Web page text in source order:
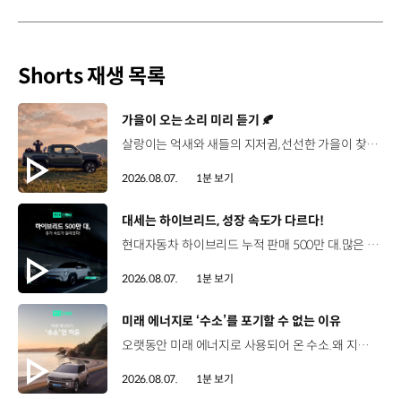
Shorts 재생 목록
[동영상]
가을이 오는 소리 미리 듣기 🍂
살랑이는 억새와 새들의 지저귐,선선한 가을이 찾아오는 소리. 더 기아 타스만과 함께 계절을 만나보세요. 🎧 *본 영상은 AI를 활용해 제작했습니다. #기아 #더기아타스만 #타스만 #가을 #입추 #Tasman #ASMR
2026.08.07. 1분 보기
[동영상]
대세는 하이브리드, 성장 속도가 다르다!
현대자동차 하이브리드 누적 판매 500만 대.많은 운전자들이 선택한 이유는 무엇일까요? 현대진행형 팟캐스트 EP.21에서 확인하세요.📻 #현대자동차그룹 #현대진행형 #모빌리티팟캐스트 #하이브리드 #연료 #미래모빌리티 #모빌리티
2026.08.07. 1분 보기
[동영상]
미래 에너지로 ‘수소’를 포기할 수 없는 이유
오랫동안 미래 에너지로 사용되어 온 수소.왜 지금까지도 중요한 선택지로 꼽힐까요? 현대진행형 팟캐스트 EP.21에서 확인하세요.📻 #현대자동차그룹 #현대진행형 #모빌리티팟캐스트 #수소전기차 #수소에너지 #연료 #미래모빌리티 #모빌리티
2026.08.07. 1분 보기